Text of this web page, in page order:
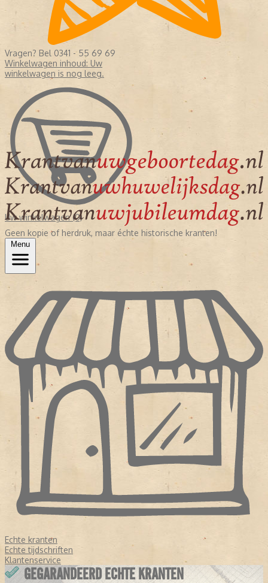
Vragen? Bel 0341 - 55 69 69
Winkelwagen inhoud: Uw
winkelwagen is nog leeg.
Uw winkelwagen (0)
Geen kopie of herdruk, maar échte historische kranten!
Menu
Echte kranten
Echte tijdschriften
Klantenservice
GEGARANDEERD ECHTE KRANTEN